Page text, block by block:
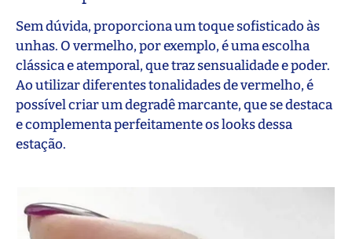
Sem dúvida, proporciona um toque sofisticado às
unhas. O vermelho, por exemplo, é uma escolha
clássica e atemporal, que traz sensualidade e poder.
Ao utilizar diferentes tonalidades de vermelho, é
possível criar um degradê marcante, que se destaca
e complementa perfeitamente os looks dessa
estação.